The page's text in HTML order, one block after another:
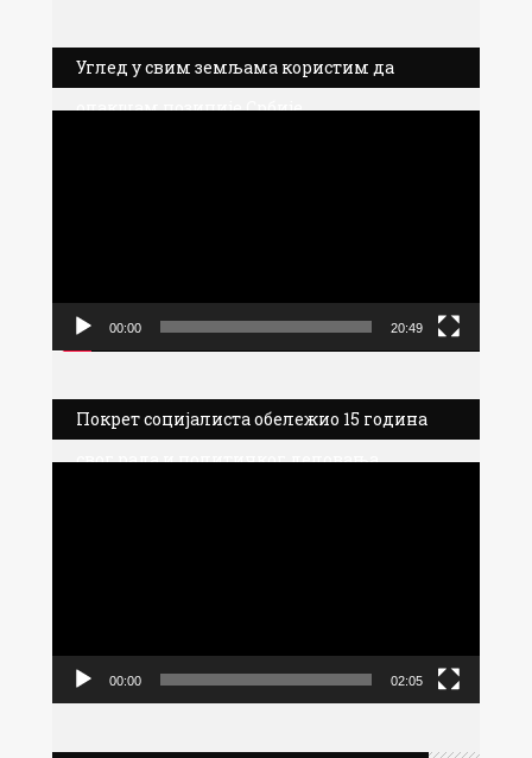
Углед у свим земљама користим да
олакшам позиције Србије
00:00 20:49
Покрет социјалиста обележио 15 година
свог рада и политичког деловања
00:00 02:05